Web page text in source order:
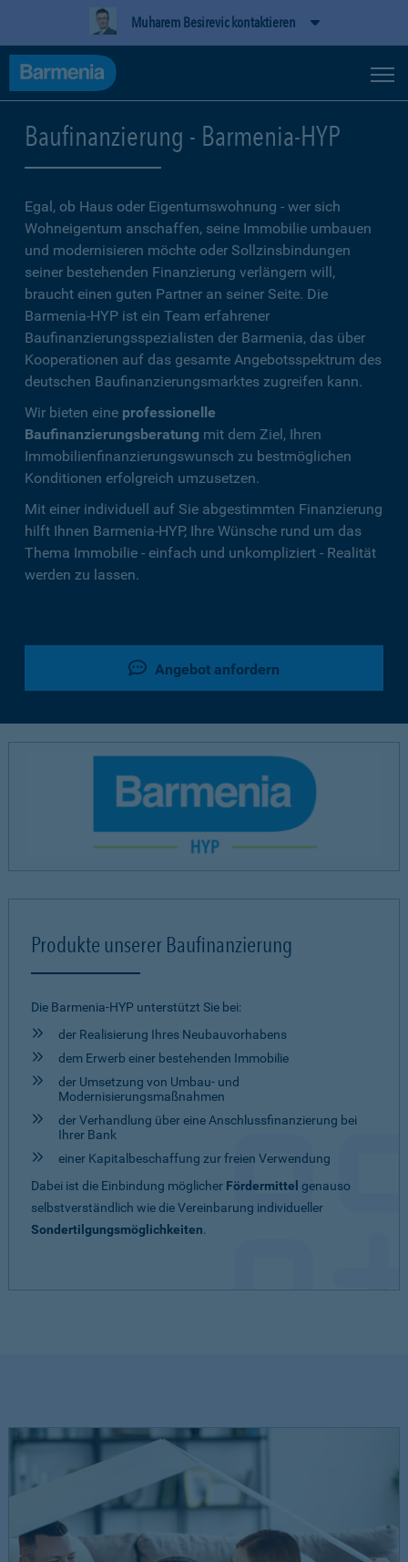
Muharem Besirevic kontaktieren
Baufinanzierung - Barmenia-HYP
Egal, ob Haus oder Eigentumswohnung - wer sich
Wohneigentum anschaffen, seine Immobilie umbauen
und modernisieren möchte oder Sollzinsbindungen
seiner bestehenden Finanzierung verlängern will,
braucht einen guten Partner an seiner Seite. Die
Barmenia-HYP ist ein Team erfahrener
Baufinanzierungsspezialisten der Barmenia, das über
Kooperationen auf das gesamte Angebotsspektrum des
deutschen Baufinanzierungsmarktes zugreifen kann.
Wir bieten eine professionelle
Baufinanzierungsberatung mit dem Ziel, Ihren
Immobilienfinanzierungswunsch zu bestmöglichen
Konditionen erfolgreich umzusetzen.
Mit einer individuell auf Sie abgestimmten Finanzierung
hilft Ihnen Barmenia-HYP, Ihre Wünsche rund um das
Thema Immobilie - einfach und unkompliziert - Realität
werden zu lassen.
Angebot anfordern
Produkte unserer Baufinanzierung
Die Barmenia-HYP unterstützt Sie bei:
der Realisierung Ihres Neubauvorhabens
dem Erwerb einer bestehenden Immobilie
der Umsetzung von Umbau- und
Modernisierungsmaßnahmen
der Verhandlung über eine Anschlussfinanzierung bei
Ihrer Bank
einer Kapitalbeschaffung zur freien Verwendung
Dabei ist die Einbindung möglicher Fördermittel genauso
selbstverständlich wie die Vereinbarung individueller
Sondertilgungsmöglichkeiten.